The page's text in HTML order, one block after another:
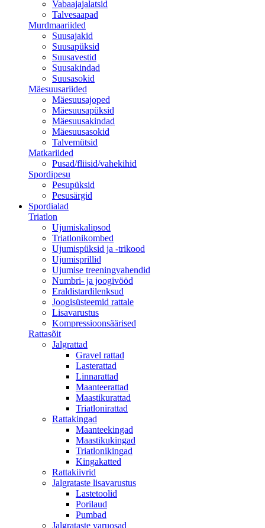
Vabaajajalatsid
Talvesaapad
Murdmaariided
Suusajakid
Suusapüksid
Suusavestid
Suusakindad
Suusasokid
Mäesuusariided
Mäesuusajoped
Mäesuusapüksid
Mäesuusakindad
Mäesuusasokid
Talvemütsid
Matkariided
Pusad/fliisid/vahekihid
Spordipesu
Pesupüksid
Pesusärgid
Spordialad
Triatlon
Ujumiskalipsod
Triatlonikombed
Ujumispüksid ja -trikood
Ujumisprillid
Ujumise treeningvahendid
Numbri- ja joogivööd
Eraldistardilenksud
Joogisüsteemid rattale
Lisavarustus
Kompressioonsäärised
Rattasõit
Jalgrattad
Gravel rattad
Lasterattad
Linnarattad
Maanteerattad
Maastikurattad
Triatlonirattad
Rattakingad
Maanteekingad
Maastikukingad
Triatlonikingad
Kingakatted
Rattakiivrid
Jalgrataste lisavarustus
Lastetoolid
Porilaud
Pumbad
Jalgrataste varuosad